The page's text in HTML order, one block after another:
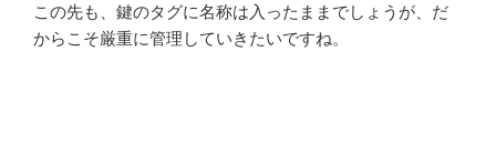
この先も、鍵のタグに名称は入ったままでしょうが、だ
からこそ厳重に管理していきたいですね。